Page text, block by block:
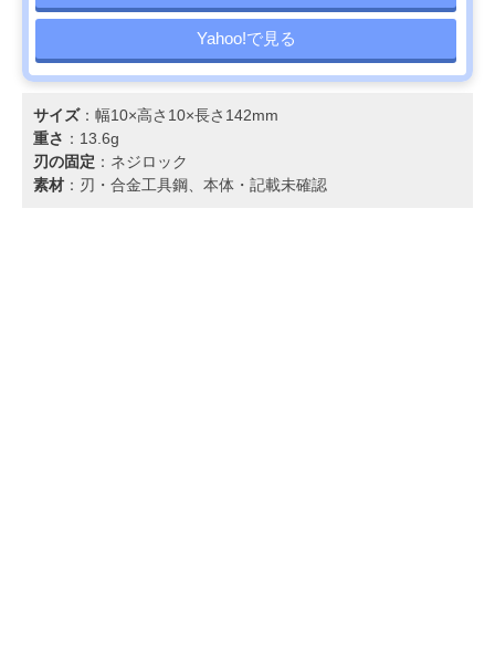
Yahoo!で見る
サイズ：幅10×高さ10×長さ142mm
重さ ：13.6g
刃の固定 ：ネジロック
素材 ：刃・合金工具鋼、本体・記載未確認